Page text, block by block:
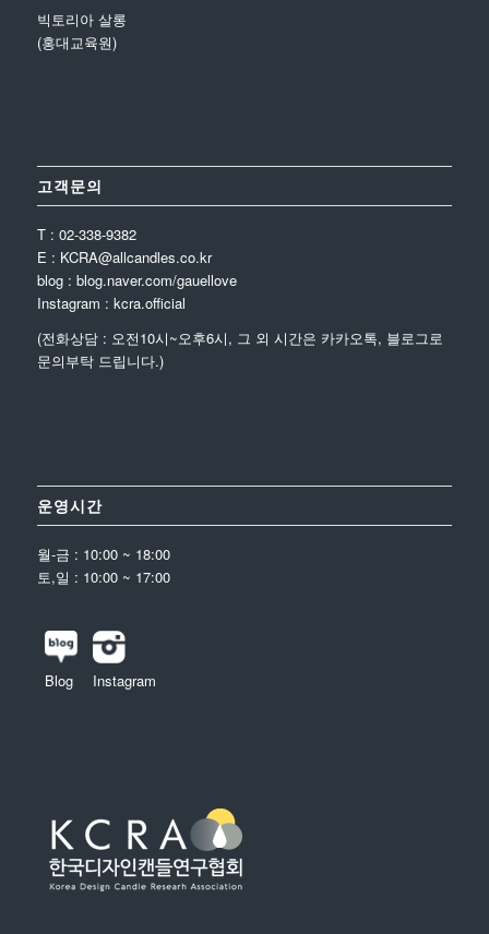
빅토리아 살롱
(홍대교육원)
고객문의
T : 02-338-9382
E : KCRA@allcandles.co.kr
blog : blog.naver.com/gauellove
Instagram : kcra.official
(전화상담 : 오전10시~오후6시, 그 외 시간은 카카오톡, 블로그로
문의부탁 드립니다.)
운영시간
월-금 : 10:00 ~ 18:00
토,일 : 10:00 ~ 17:00
Blog Instagram